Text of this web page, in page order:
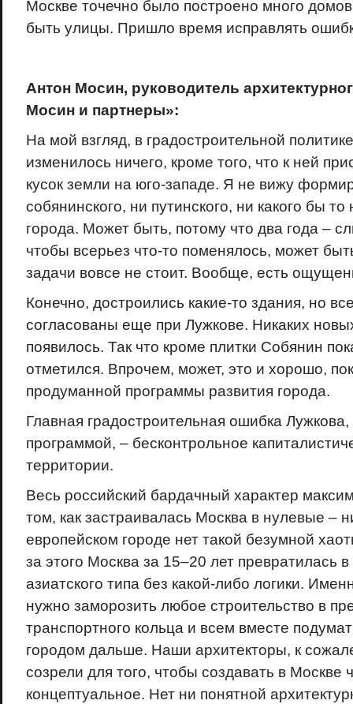
Москве точечно было построено много
быть улицы. Пришло время исправлять
Антон Мосин, руководитель
Мосин и партнеры»:
На мой взгляд, в градостроительной
изменилось ничего, кроме того, что к ней
кусок земли на юго-западе. Я не вижу
собянинского, ни путинского, ни какого бы
города. Может быть, потому что два года –
чтобы всерьез что-то поменялось, может
задачи вовсе не стоит. Вообще, есть
Конечно, достроились какие-то здания, но
согласованы еще при Лужкове. Никаких
появилось. Так что кроме плитки Собянин
отметился. Впрочем, может, это и хорошо,
продуманной программы развития города.
Главная градостроительная ошибка
программой, – бесконтрольное
территории.
Весь российский бардачный характер
том, как застраивалась Москва в нулевые –
европейском городе нет такой безумной
за этого Москва за 15–20 лет превратилась в
азиатского типа без какой-либо логики.
нужно заморозить любое строительство в
транспортного кольца и всем вместе
городом дальше. Наши архитекторы, к
созрели для того, чтобы создавать в Москве
концептуальное. Нет ни понятной